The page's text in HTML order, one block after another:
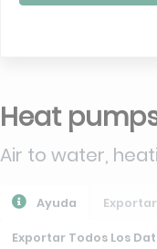
Heat
Air to water,
Ayuda Exportar
Exportar Todos Los